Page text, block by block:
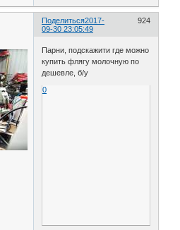
Поделиться 924
2017-
09-30 23:05:49
Парни, подскажити где можно
купить флягу молочную по
дешевле, б/у
0